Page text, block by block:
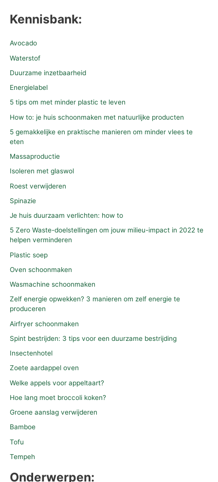
Kennisbank:
Avocado
Waterstof
Duurzame inzetbaarheid
Energielabel
5 tips om met minder plastic te leven
How to: je huis schoonmaken met natuurlijke producten
5 gemakkelijke en praktische manieren om minder vlees te
eten
Massaproductie
Isoleren met glaswol
Roest verwijderen
Spinazie
Je huis duurzaam verlichten: how to
5 Zero Waste-doelstellingen om jouw milieu-impact in 2022 te
helpen verminderen
Plastic soep
Oven schoonmaken
Wasmachine schoonmaken
Zelf energie opwekken? 3 manieren om zelf energie te
produceren
Airfryer schoonmaken
Spint bestrijden: 3 tips voor een duurzame bestrijding
Insectenhotel
Zoete aardappel oven
Welke appels voor appeltaart?
Hoe lang moet broccoli koken?
Groene aanslag verwijderen
Bamboe
Tofu
Tempeh
Onderwerpen: